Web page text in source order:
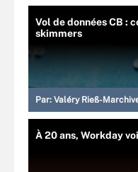
Vol de données CB :
skimmers
Par: Valéry Rieß-
À 20 ans, Workday